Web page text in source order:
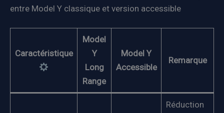
entre Model Y classique et version accessible
Caractéristique
Model
Y
Long
Range
Model Y
Accessible
Remarque
Réduction